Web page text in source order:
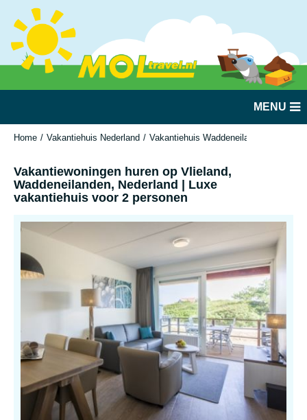
MENU
Home Vakantiehuis Nederland Vakantiehuis Waddeneilanden
Vakantiewoningen huren op Vlieland,
Waddeneilanden, Nederland | Luxe
vakantiehuis voor 2 personen